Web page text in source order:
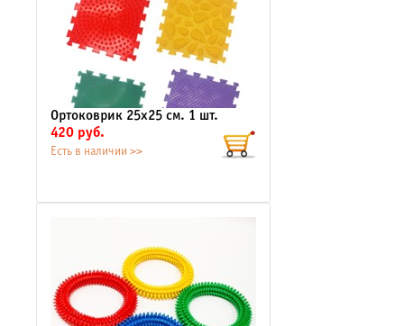
Ортоковрик 25х25 см. 1 шт.
420 руб.
Есть в наличии >>